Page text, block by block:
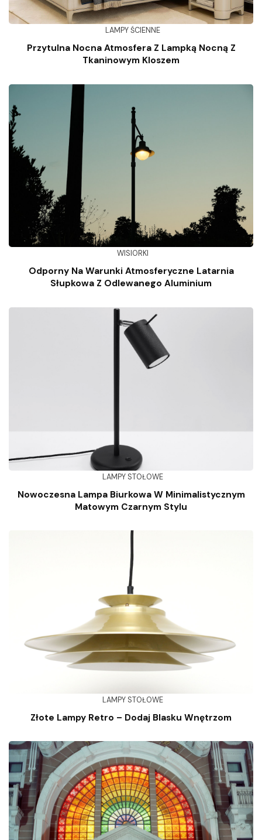
LAMPY ŚCIENNE
Przytulna Nocna Atmosfera Z Lampką Nocną Z
Tkaninowym Kloszem
WISIORKI
Odporny Na Warunki Atmosferyczne Latarnia
Słupkowa Z Odlewanego Aluminium
LAMPY STOŁOWE
Nowoczesna Lampa Biurkowa W Minimalistycznym
Matowym Czarnym Stylu
LAMPY STOŁOWE
Złote Lampy Retro – Dodaj Blasku Wnętrzom